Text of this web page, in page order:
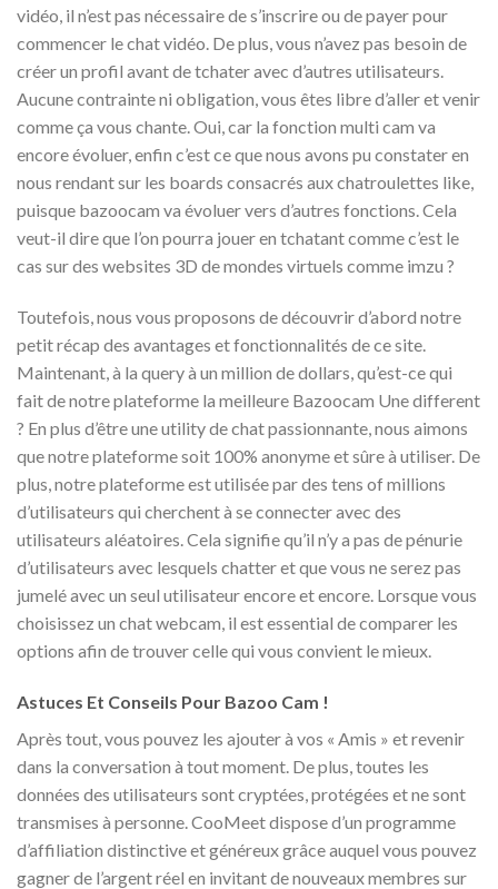
vidéo, il n’est pas nécessaire de s’inscrire ou de payer pour
commencer le chat vidéo. De plus, vous n’avez pas besoin de
créer un profil avant de tchater avec d’autres utilisateurs.
Aucune contrainte ni obligation, vous êtes libre d’aller et venir
comme ça vous chante. Oui, car la fonction multi cam va
encore évoluer, enfin c’est ce que nous avons pu constater en
nous rendant sur les boards consacrés aux chatroulettes like,
puisque bazoocam va évoluer vers d’autres fonctions. Cela
veut-il dire que l’on pourra jouer en tchatant comme c’est le
cas sur des websites 3D de mondes virtuels comme imzu ?
Toutefois, nous vous proposons de découvrir d’abord notre
petit récap des avantages et fonctionnalités de ce site.
Maintenant, à la query à un million de dollars, qu’est-ce qui
fait de notre plateforme la meilleure Bazoocam Une different
? En plus d’être une utility de chat passionnante, nous aimons
que notre plateforme soit 100% anonyme et sûre à utiliser. De
plus, notre plateforme est utilisée par des tens of millions
d’utilisateurs qui cherchent à se connecter avec des
utilisateurs aléatoires. Cela signifie qu’il n’y a pas de pénurie
d’utilisateurs avec lesquels chatter et que vous ne serez pas
jumelé avec un seul utilisateur encore et encore. Lorsque vous
choisissez un chat webcam, il est essential de comparer les
options afin de trouver celle qui vous convient le mieux.
Astuces Et Conseils Pour Bazoo Cam !
Après tout, vous pouvez les ajouter à vos « Amis » et revenir
dans la conversation à tout moment. De plus, toutes les
données des utilisateurs sont cryptées, protégées et ne sont
transmises à personne. CooMeet dispose d’un programme
d’affiliation distinctive et généreux grâce auquel vous pouvez
gagner de l’argent réel en invitant de nouveaux membres sur